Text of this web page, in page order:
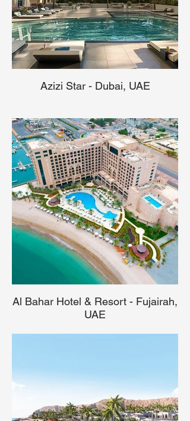
Azizi Star - Dubai, UAE
Al Bahar Hotel & Resort - Fujairah,
UAE